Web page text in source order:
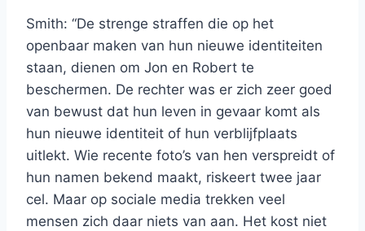
Smith: “De strenge straffen die op het
openbaar maken van hun nieuwe identiteiten
staan, dienen om Jon en Robert te
beschermen. De rechter was er zich zeer goed
van bewust dat hun leven in gevaar komt als
hun nieuwe identiteit of hun verblijfplaats
uitlekt. Wie recente foto’s van hen verspreidt of
hun namen bekend maakt, riskeert twee jaar
cel. Maar op sociale media trekken veel
mensen zich daar niets van aan. Het kost niet